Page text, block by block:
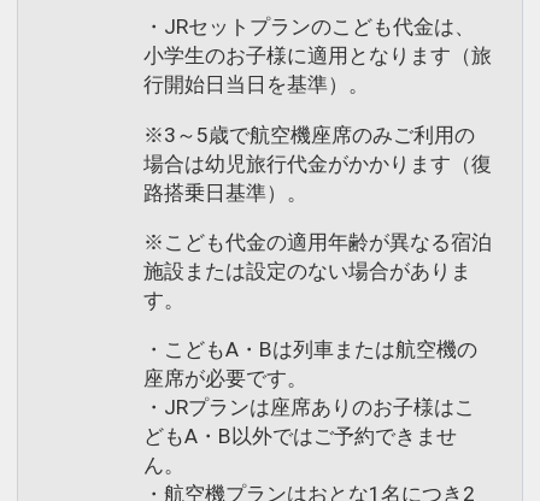
・JRセットプランのこども代金は、
小学生のお子様に適用となります（旅
行開始日当日を基準）。
※3～5歳で航空機座席のみご利用の
場合は幼児旅行代金がかかります（復
路搭乗日基準）。
※こども代金の適用年齢が異なる宿泊
施設または設定のない場合がありま
す。
・こどもA・Bは列車または航空機の
座席が必要です。
・JRプランは座席ありのお子様はこ
どもA・B以外ではご予約できませ
ん。
・航空機プランはおとな1名につき2